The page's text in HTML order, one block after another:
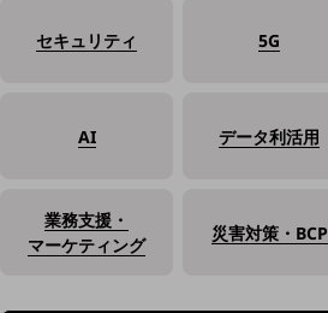
運用保守・故障紛失サポート
セキュリティ 5G
AI データ利活用
業務支援・
マーケティング
災害対策・BCP